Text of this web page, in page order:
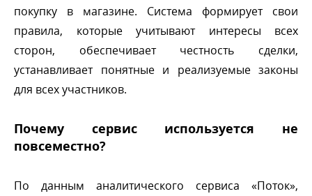
покупку в магазине. Система формирует свои
правила, которые учитывают интересы всех
сторон, обеспечивает честность сделки,
устанавливает понятные и реализуемые законы
для всех участников.
Почему сервис используется не
повсеместно?
По данным аналитического сервиса «Поток»,